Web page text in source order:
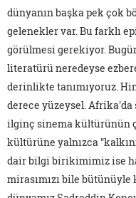
dünyanın başka pek çok
gelenekler var. Bu farklı
görülmesi gerekiyor.
literatürü neredeyse
derinlikte tanımıyoruz.
derece yüzeysel.
ilginç sinema kültürünün
kültürüne yalnızca
dair bilgi birikimimiz ise
mirasımızı bile